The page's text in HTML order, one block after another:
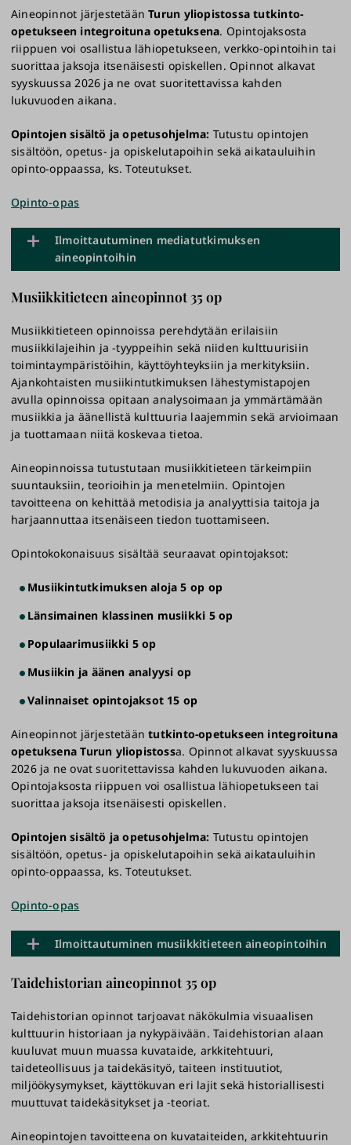
Aineopinnot järjestetäänTurun yliopistossa tutkinto-
opetukseen integroituna opetuksena. Opintojaksosta
riippuen voi osallistua lähiopetukseen, verkko-opintoihin tai
suorittaa jaksoja itsenäisesti opiskellen. Opinnot alkavat
syyskuussa 2026 ja ne ovat suoritettavissa kahden
lukuvuoden aikana.
Opintojen sisältö ja opetusohjelma: Tutustu opintojen
sisältöön, opetus- ja opiskelutapoihin sekä aikatauluihin
opinto-oppaassa, ks. Toteutukset.
Opinto-opas
Ilmoittautuminen mediatutkimuksen
aineopintoihin
op) ilmoittautumiselle on perusopintojen suoritus.
Kiintiö 5 opiskelijaa, oppiaine vastaa
opiskelijavalinnasta. Raaka-aineesta roskalle -jaksolla
ei ole esitietovaatimuksia.
> Ilmoittautuminen aineopintoihin 10.8. - 31.8.2026
10.8. - 17.9.2026
>Ilmoittautuminen Näkökulmia kriittiseen
seksuaalisuuden tutkimukseen -jaksolle 10.8. -
sähköpostiviesti, jossa ovat ohjeet opintojen
Musiikkitieteen aineopinnot 35 op
Musiikkitieteen opinnoissa perehdytään erilaisiin
musiikkilajeihin ja -tyyppeihin sekä niiden kulttuurisiin
toimintaympäristöihin, käyttöyhteyksiin ja merkityksiin.
Ajankohtaisten musiikintutkimuksen lähestymistapojen
avulla opinnoissa opitaan analysoimaan ja ymmärtämään
musiikkia ja äänellistä kulttuuria laajemmin sekä arvioimaan
ja tuottamaan niitä koskevaa tietoa.
Aineopinnoissa tutustutaan musiikkitieteen tärkeimpiin
suuntauksiin, teorioihin ja menetelmiin. Opintojen
tavoitteena on kehittää metodisia ja analyyttisia taitoja ja
harjaannuttaa itsenäiseen tiedon tuottamiseen.
Opintokokonaisuus sisältää seuraavat opintojaksot:
Musiikintutkimuksen aloja 5 op op
Länsimainen klassinen musiikki 5 op
Populaarimusiikki 5 op
Musiikin ja äänen analyysi op
Valinnaiset opintojaksot 15 op
Aineopinnot järjestetään tutkinto-opetukseen integroituna
opetuksena Turun yliopistossa. Opinnot alkavat syyskuussa
2026 ja ne ovat suoritettavissa kahden lukuvuoden aikana.
Opintojaksosta riippuen voi osallistua lähiopetukseen tai
suorittaa jaksoja itsenäisesti opiskellen.
Opintojen sisältö ja opetusohjelma: Tutustu opintojen
sisältöön, opetus- ja opiskelutapoihin sekä aikatauluihin
opinto-oppaassa, ks. Toteutukset.
Opinto-opas
Ilmoittautuminen musiikkitieteen aineopintoihin
suoritus. Kiintiö 5 opiskelijaa, oppiaine vastaa
opiskelijavalinnasta.
>Ilmoittautuminen 10.8. - 31.8.2026
Opinto-oikeuden saaneille lähetetään
aloittamiseen.
Taidehistorian aineopinnot 35 op
Taidehistorian opinnot tarjoavat näkökulmia visuaalisen
kulttuurin historiaan ja nykypäivään. Taidehistorian alaan
kuuluvat muun muassa kuvataide, arkkitehtuuri,
taideteollisuus ja taidekäsityö, taiteen instituutiot,
miljöökysymykset, käyttökuvan eri lajit sekä historiallisesti
muuttuvat taidekäsitykset ja -teoriat.
Aineopintojen tavoitteena on kuvataiteiden, arkkitehtuurin